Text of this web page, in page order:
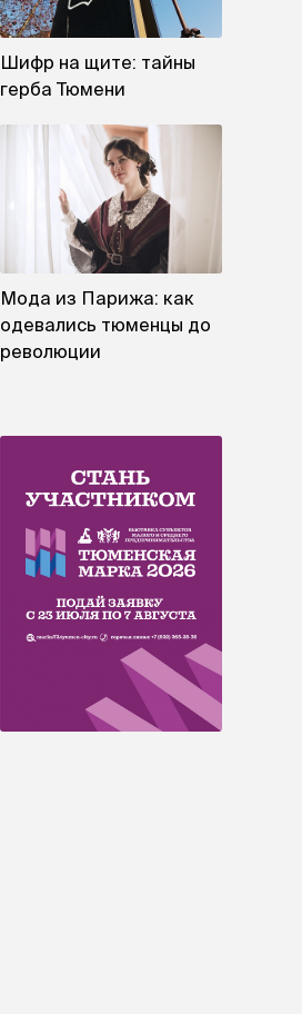
Шифр на щите: тайны
герба Тюмени
Мода из Парижа: как
одевались тюменцы до
революции